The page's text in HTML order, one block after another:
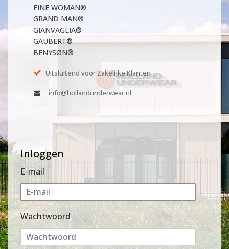
FINE WOMAN®
GRAND MAN®
GIANVAGLIA®
GAUBERT®
BENYSØN®
Uitsluitend voor Zakelijke Klanten
info@hollandunderwear.nl
Inloggen
E-mail
Wachtwoord